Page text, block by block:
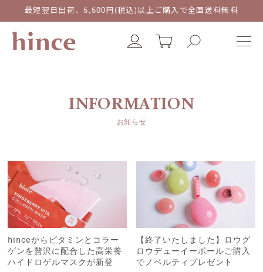
最短翌日出荷、5,500円(税込)以上ご購入で全国送料無料
INFORMATION
お知らせ
hinceからビタミンとコラー
ゲンを贅沢に配合した高栄養
ハイドロゲルマスクが新登
【終了いたしました】ロウグ
ロウデューイーボールご購入
でノベルティプレゼント